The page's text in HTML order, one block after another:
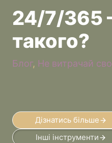
24/7/365
такого?
Блог, Не витрачай
Дізнатись більше
Інші інструменти